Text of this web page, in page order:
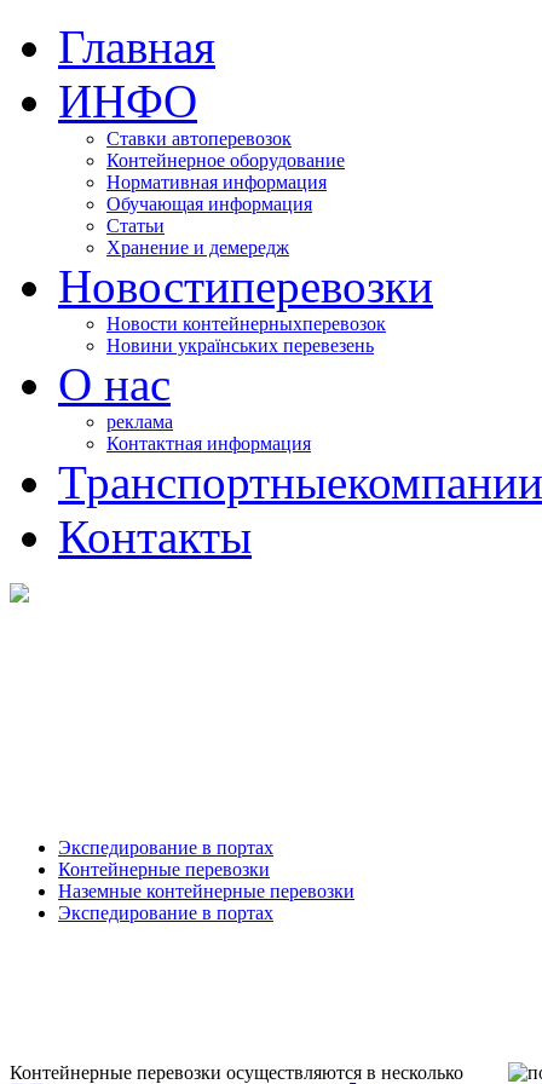
Главная
ИНФО
Ставки автоперевозок
Контейнерное оборудование
Нормативная информация
Обучающая информация
Статьи
Хранение и демередж
Новостиперевозки
Новости контейнерныхперевозок
Новини українських перевезень
О нас
реклама
Контактная информация
Транспортныекомпании
Контакты
Экспедирование в портах
Контейнерные перевозки
Наземные контейнерные перевозки
Экспедирование в портах
Контейнерные перевозки осуществляются в несколько